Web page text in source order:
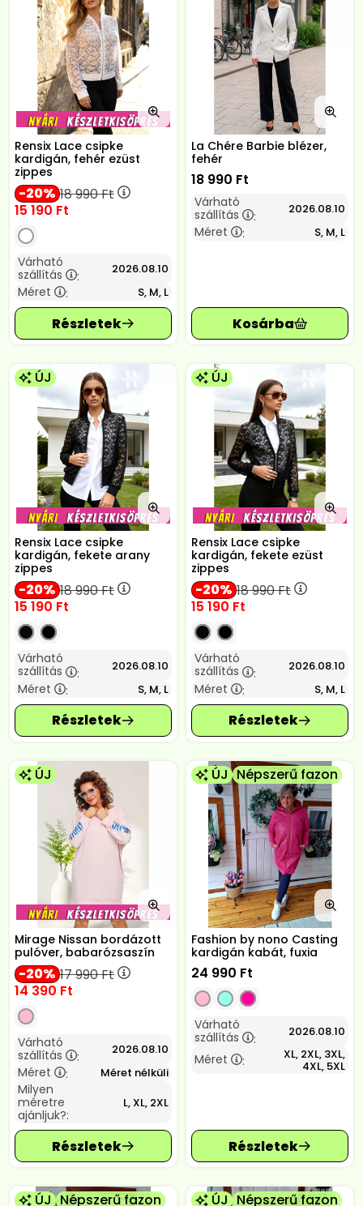
Rensix Lace csipke
kardigán, fehér ezüst
zippes
20 18 990Ft
15 190 Ft
Várható
szállítás
: 2026.08.10
Méret : S, M, L
La Chére Barbie blézer,
fehér
18 990 Ft
Várható
szállítás
: 2026.08.10
Méret : S, M, L
ÚJ
Rensix Lace csipke
kardigán, fekete arany
zippes
20 18 990Ft
15 190 Ft
Várható
szállítás
: 2026.08.10
Méret : S, M, L
ÚJ
Rensix Lace csipke
kardigán, fekete ezüst
zippes
20 18 990Ft
15 190 Ft
Várható
szállítás
: 2026.08.10
Méret : S, M, L
ÚJ
Mirage Nissan bordázott
pulóver, babarózsaszín
20 17 990Ft
14 390 Ft
Várható
szállítás
: 2026.08.10
Méret : Méret nélküli
Milyen
méretre
ajánljuk?:
L, XL, 2XL
ÚJ Népszerű fazon
Fashion by nono Casting
kardigán kabát, fuxia
24 990 Ft
Várható
szállítás
: 2026.08.10
Méret : XL, 2XL, 3XL,
4XL, 5XL
ÚJ Népszerű fazon ÚJ Népszerű fazon